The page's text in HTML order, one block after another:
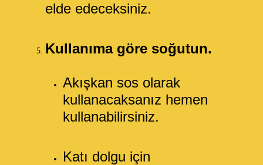
elde edeceksiniz.
Kullanıma göre soğutun.
Akışkan sos olarak
kullanacaksanız hemen
kullanabilirsiniz.
Katı dolgu için